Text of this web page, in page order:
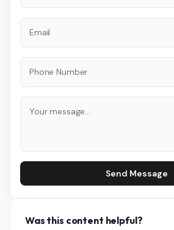
Send Message
Was this content helpful?